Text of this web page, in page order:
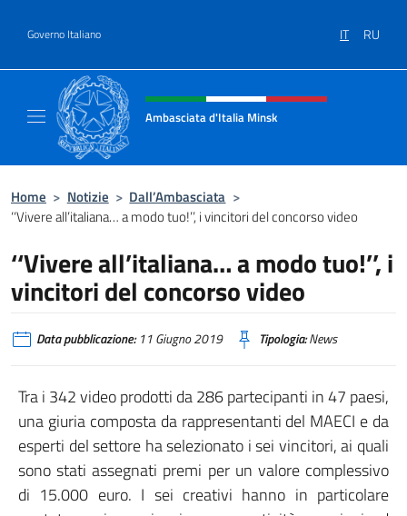
Governo Italiano IT RU
Intestazione sito, social e menù
Ambasciata d'Italia Minsk
Home > Notizie > Dall’Ambasciata >
‘‘Vivere all’italiana… a modo tuo!’’, i vincitori del concorso video
‘‘Vivere all’italiana… a modo tuo!’’, i
vincitori del concorso video
Data pubblicazione:11 Giugno 2019 Tipologia:News
Tra i 342 video prodotti da 286 partecipanti in 47 paesi,
una giuria composta da rappresentanti del MAECI e da
esperti del settore ha selezionato i sei vincitori, ai quali
sono stati assegnati premi per un valore complessivo
di 15.000 euro. I sei creativi hanno in particolare